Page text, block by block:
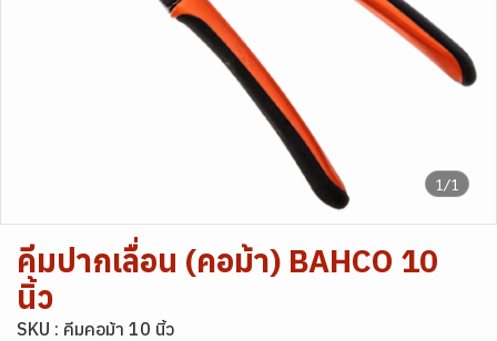
1/1
คีมปากเลื่อน (คอม้า) BAHCO 10
นิ้ว
SKU : คีมคอม้า 10 นิ้ว